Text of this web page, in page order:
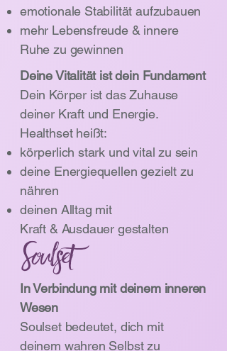
emotionale Stabilität aufzubauen
mehr Lebensfreude & innere
Ruhe zu gewinnen
Deine Vitalität ist dein Fundament
Dein Körper ist das Zuhause
deiner Kraft und Energie.
Healthset heißt:
körperlich stark und vital zu sein
deine Energiequellen gezielt zu
nähren
deinen Alltag mit
Kraft & Ausdauer gestalten
Soulset
In Verbindung mit deinem inneren
Wesen
Soulset bedeutet, dich mit
deinem wahren Selbst zu